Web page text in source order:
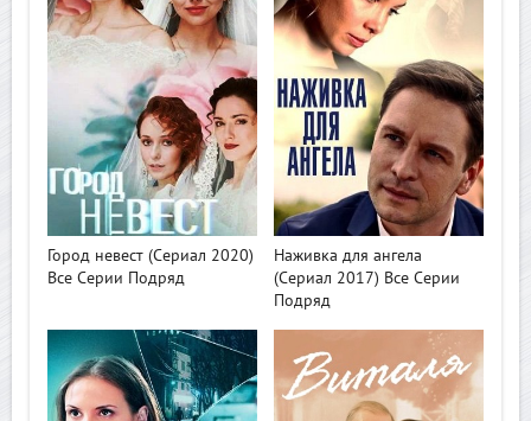
Город невест (Сериал 2020)
Все Серии Подряд
>
Наживка для ангела
(Сериал 2017) Все Серии
Подряд